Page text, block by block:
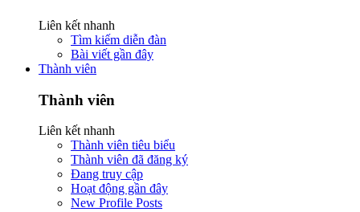
Liên kết nhanh
Tìm kiếm diễn đàn
Bài viết gần đây
Thành viên
Thành viên
Liên kết nhanh
Thành viên tiêu biểu
Thành viên đã đăng ký
Đang truy cập
Hoạt động gần đây
New Profile Posts